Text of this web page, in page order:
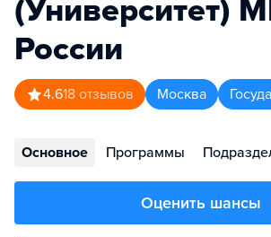
(Университет)
России
4.618 отзывов Москва
Основное Программы
Оценить шансы